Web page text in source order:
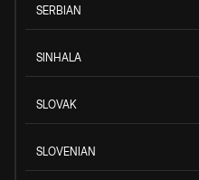
SERBIAN
SINHALA
SLOVAK
SLOVENIAN